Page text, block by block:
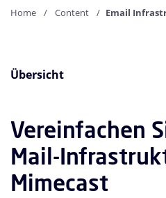
Home Content Email
Übersicht
Vereinfachen
Mail-
Mimecast